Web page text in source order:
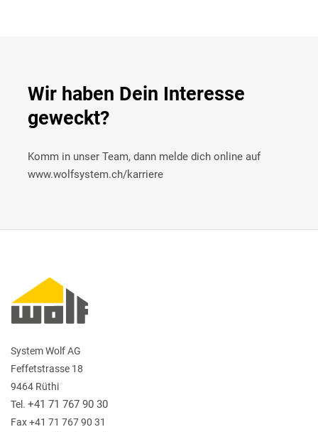
Wir haben Dein Interesse
geweckt?
Komm in unser Team, dann melde dich online auf
www.wolfsystem.ch/karriere
System Wolf AG
Feffetstrasse 18
9464 Rüthi
Tel. +41 71 767 90 30
Fax +41 71 767 90 31